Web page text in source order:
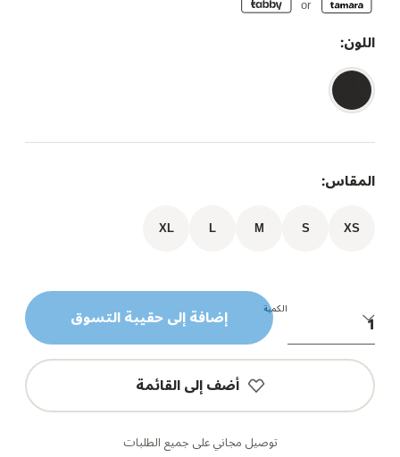
اللون:
المقاس:
XS
S
M
L
XL
الكمية إضافة إلى حقيبة التسوق
أضف إلى القائمة
توصيل مجاني على جميع الطلبات